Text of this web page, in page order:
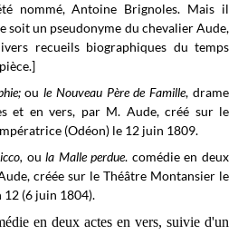
nommé, Antoine Brignoles. Mais il
soit un pseudonyme du chevalier Aude,
recueils biographiques du temps
ou le Nouveau Père de Famille, drame
et en vers, par M. Aude, créé sur le
(Odéon) le 12 juin 1809.
ou la Malle perdue. comédie en deux
créée sur le Théâtre Montansier le
(6 juin 1804).
en deux actes en vers, suivie d'un